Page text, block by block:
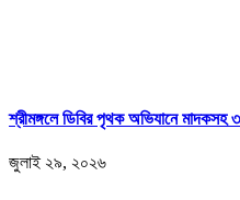
শ্রীমঙ্গলে ডিবির পৃথক অভিযানে মাদকসহ
জুলাই ২৯, ২০২৬